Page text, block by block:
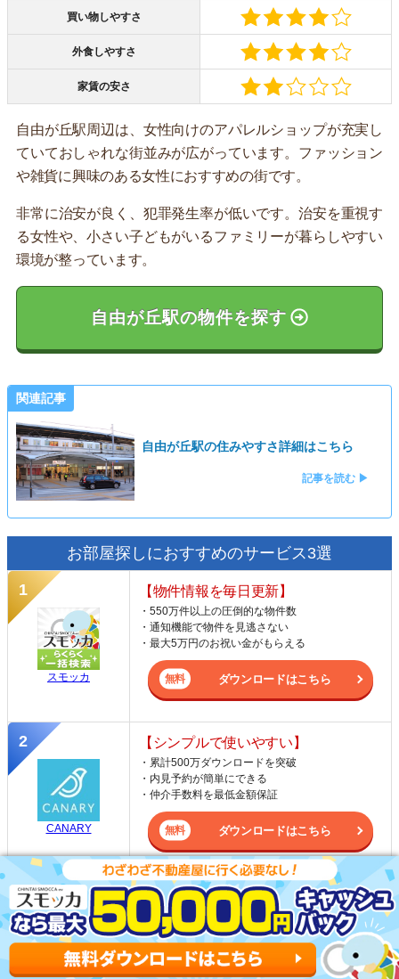
買い物しやすさ
外食しやすさ
家賃の安さ
自由が丘駅周辺は、女性向けのアパレルショップが充実し
ていておしゃれな街並みが広がっています。ファッション
や雑貨に興味のある女性におすすめの街です。
非常に治安が良く、犯罪発生率が低いです。治安を重視す
る女性や、小さい子どもがいるファミリーが暮らしやすい
環境が整っています。
自由が丘駅の物件を探す
関連記事
自由が丘駅の住みやすさ詳細はこちら
記事を読む ▶
お部屋探しにおすすめのサービス3選
スモッカ
【物件情報を毎日更新】
・550万件以上の圧倒的な物件数
・通知機能で物件を見逃さない
・最大5万円のお祝い金がもらえる
ダウンロードはこちら
CANARY
【シンプルで使いやすい】
・累計500万ダウンロードを突破
・内見予約が簡単にできる
・仲介手数料を最低金額保証
ダウンロードはこちら
【LINEで物件を紹介してくれる】
・一都三県ほぼすべての物件を網羅
・早朝から深夜まで相談可能
・ネットにない物件をタイムリーに紹介